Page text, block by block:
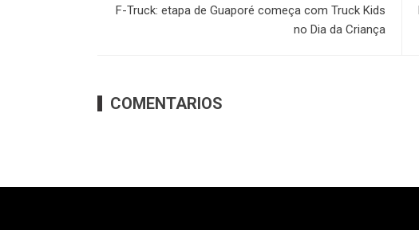
F-Truck: etapa de Guaporé começa com Truck Kids
no Dia da Criança
COMENTARIOS